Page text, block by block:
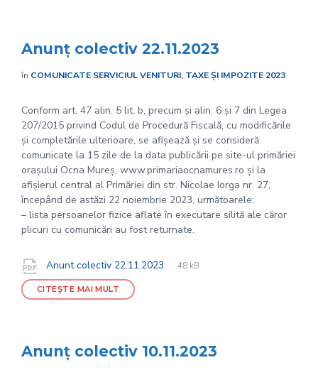
Anunț colectiv 22.11.2023
în COMUNICATE SERVICIUL VENITURI, TAXE ȘI IMPOZITE 2023
Conform art. 47 alin. 5 lit. b, precum și alin. 6 și 7 din Legea
207/2015 privind Codul de Procedură Fiscală, cu modificările
și completările ulterioare, se afișează și se consideră
comunicate la 15 zile de la data publicării pe site-ul primăriei
orașului Ocna Mureș, www.primariaocnamures.ro și la
afișierul central al Primăriei din str. Nicolae Iorga nr. 27,
începând de astăzi 22 noiembrie 2023, următoarele:
– lista persoanelor fizice aflate în executare silită ale căror
plicuri cu comunicări au fost returnate.
Documente
Anunt colectiv 22.11.2023
File
pdf
File
48 kB
CITEȘTE MAI MULT
Anunț colectiv 10.11.2023